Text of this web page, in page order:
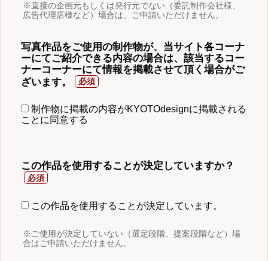
※直接の企画元もしくは発行元でない（委託制作会社様、
広告代理店様など）場合は、ご申請いただけません。
写真作品をご使用の制作物が、当サイト各コーナ
ーにてご紹介できる内容の場合は、該当するコー
ナーコーナーにて情報を掲載させて頂く場合がご
ざいます。
制作物に掲載の内容がKYOTOdesignに掲載される
ことに同意する
この作品を使用することが決定していますか？
この作品を使用することが決定しています。
※ご使用が決定していない（選定段階、提案段階など）場
合はご申請いただけません。